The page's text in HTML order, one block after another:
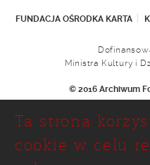
FUNDACJA OŚRODKA KARTA
Ministra Kultury i
© 2016 Archiwum
Ul.
02-
tel.:
Ta strona
cookie w celu